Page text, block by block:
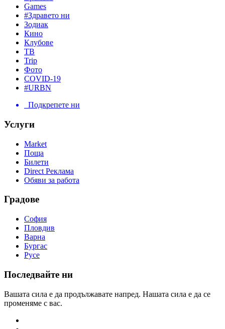
Games
#Здравето ни
Зодиак
Кино
Клубове
ТВ
Trip
Фото
COVID-19
#URBN
Подкрепете ни
Услуги
Market
Поща
Билети
Direct Реклама
Обяви за работа
Градове
София
Пловдив
Варна
Бургас
Русе
Последвайте ни
Вашата сила е да продължавате напред. Нашата сила е да се
променяме с вас.